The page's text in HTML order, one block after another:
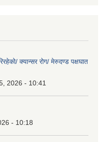
क्यान्सर रोग/ मेरुदण्ड पक्षघात
2026 - 10:41
- 10:18